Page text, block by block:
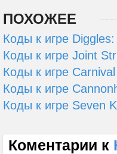
ПОХОЖЕЕ
Коды к игре
Коды к игре Joint
Коды к игре
Коды к игре
Коды к игре Seven
Коментарии к